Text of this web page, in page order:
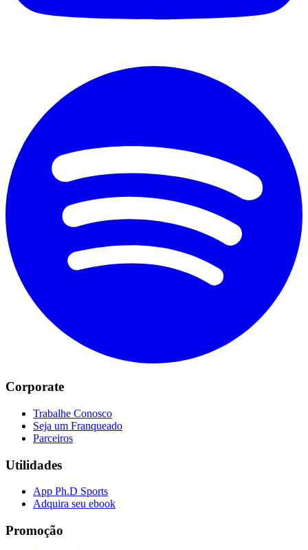
Corporate
Trabalhe Conosco
Seja um Franqueado
Parceiros
Utilidades
App Ph.D Sports
Adquira seu ebook
Promoção